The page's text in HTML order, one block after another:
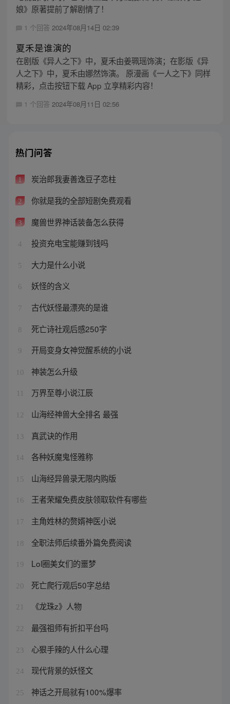
娘》原著提前了解剧情了！
1 个回答 2024年08月14日 02:39
夏禾是谁演的
在剧版《异人之下》中，夏禾由姜珮瑶饰演；在影版《异
人之下》中，夏禾由娜然饰演。 原漫画《一人之下》同样
精彩，点击按钮下载 App 立享精彩内容！
1 个回答 2024年08月11日 02:56
热门问答
1 炭治郎我妻善逸豆子恋柱
2 你就是我的全部短剧免费观看
3 魔兽世界神话装备怎么获得
4 投资充电宝能赚到钱吗
5 大力是什么小说
6 妖怪的含义
7 古代妖怪最漂亮的是谁
8 死亡诗社观后感250字
9 开局变身女神觉醒系统的小说
10 神装怎么升级
万界至尊小说江辰
12 山海经神兽大全排名 最强
13 真武诀的作用
14 各种妖魔鬼怪雅称
15 山海经异兽录无限内购版
16 王者荣耀免费皮肤领取软件有哪些
17 主角姓林的赘婿神医小说
18 全职法师后续番外篇免费阅读
19 Lol圈美女们的噩梦
20 死亡爬行观后50字总结
21 《龙珠z》人物
22 最强祖师有折扣平台吗
23 心狠手辣的人什么心理
24 现代背景的妖怪文
25 神话之开局就有100%爆率